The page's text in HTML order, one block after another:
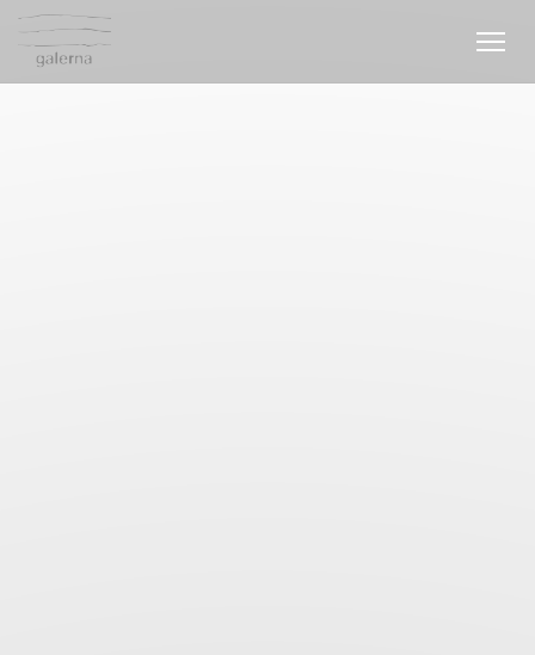
Personnalisation de vos choix en matière de cookies